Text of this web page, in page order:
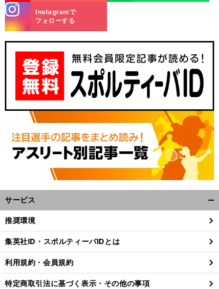
】
。
食 」前
m
Instagramで
フォローする
サービス
閉
る
推奨環境
集英社ID・スポルティーバIDとは
利用規約・会員規約
特定商取引法に基づく表示・その他の事項